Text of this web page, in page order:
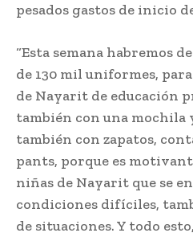
pesados gastos de inicio
“Esta semana habremos
de 130 mil uniformes,
de Nayarit de educación
también con una mochila
también con zapatos,
pants, porque es
niñas de Nayarit que se
condiciones difíciles,
de situaciones. Y todo